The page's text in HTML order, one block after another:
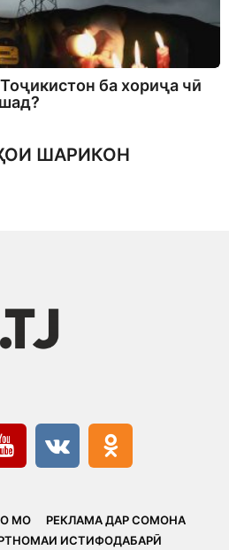
ба хориҷа чӣ
ШАРИКОН
МО
РЕКЛАМА ДАР СОМОНА
ИСТИФОДАБАРӢ